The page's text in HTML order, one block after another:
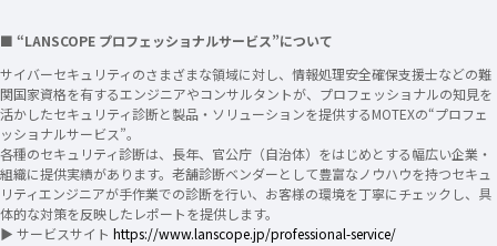
■ “LANSCOPE プロフェッショナルサービス”について
サイバーセキュリティのさまざまな領域に対し、情報処理安全確保支援士などの難
関国家資格を有するエンジニアやコンサルタントが、プロフェッショナルの知見を
活かしたセキュリティ診断と製品・ソリューションを提供するMOTEXの“プロフェ
ッショナルサービス”。
各種のセキュリティ診断は、長年、官公庁（自治体）をはじめとする幅広い企業・
組織に提供実績があります。老舗診断ベンダーとして豊富なノウハウを持つセキュ
リティエンジニアが手作業での診断を行い、お客様の環境を丁寧にチェックし、具
体的な対策を反映したレポートを提供します。
▶ サービスサイト https://www.lanscope.jp/professional-service/